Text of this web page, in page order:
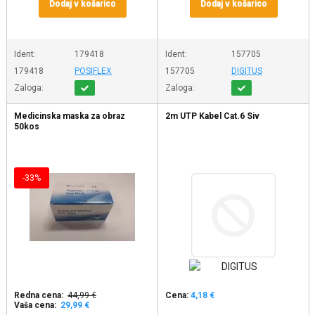
Dodaj v košarico
Ident:
179418
179418
POSIFLEX
Zaloga:
Dodaj v košarico
Ident:
157705
157705
DIGITUS
Zaloga:
Medicinska maska za obraz
50kos
-33%
Redna cena: 44,99 €
Vaša cena: 29,99 €
2m UTP Kabel Cat.6 Siv
Cena: 4,18 €